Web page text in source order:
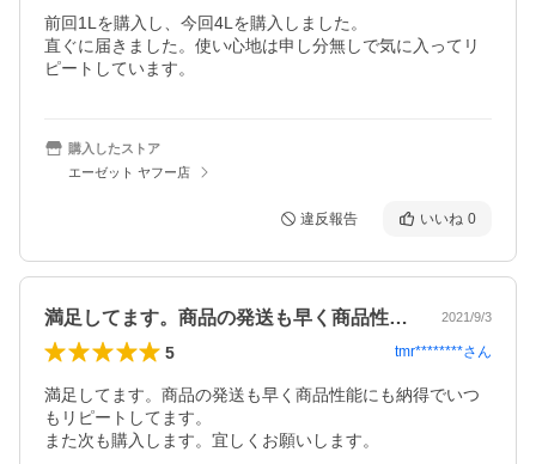
前回1Lを購入し、今回4Lを購入しました。
直ぐに届きました。使い心地は申し分無しで気に入ってリ
ピートしています。
購入したストア
エーゼット ヤフー店
違反報告 いいね 0
満足してます。商品の発送も早く商品性能… 2021/9/3
5 tmr********さん
満足してます。商品の発送も早く商品性能にも納得でいつ
もリピートしてます。
また次も購入します。宜しくお願いします。